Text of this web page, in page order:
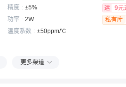
精度
±5%
功率
2W
温度系数
±50ppm/℃
运
9元
私有库
更多渠道